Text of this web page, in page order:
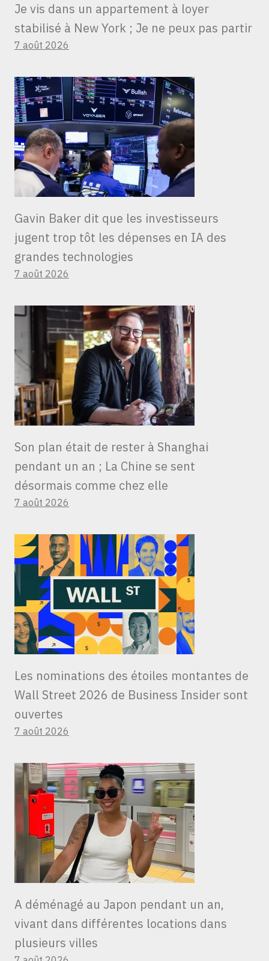
Je vis dans un appartement à loyer
stabilisé à New York ; Je ne peux pas partir
7 août 2026
Gavin Baker dit que les investisseurs
jugent trop tôt les dépenses en IA des
grandes technologies
7 août 2026
Son plan était de rester à Shanghai
pendant un an ; La Chine se sent
désormais comme chez elle
7 août 2026
Les nominations des étoiles montantes de
Wall Street 2026 de Business Insider sont
ouvertes
7 août 2026
A déménagé au Japon pendant un an,
vivant dans différentes locations dans
plusieurs villes